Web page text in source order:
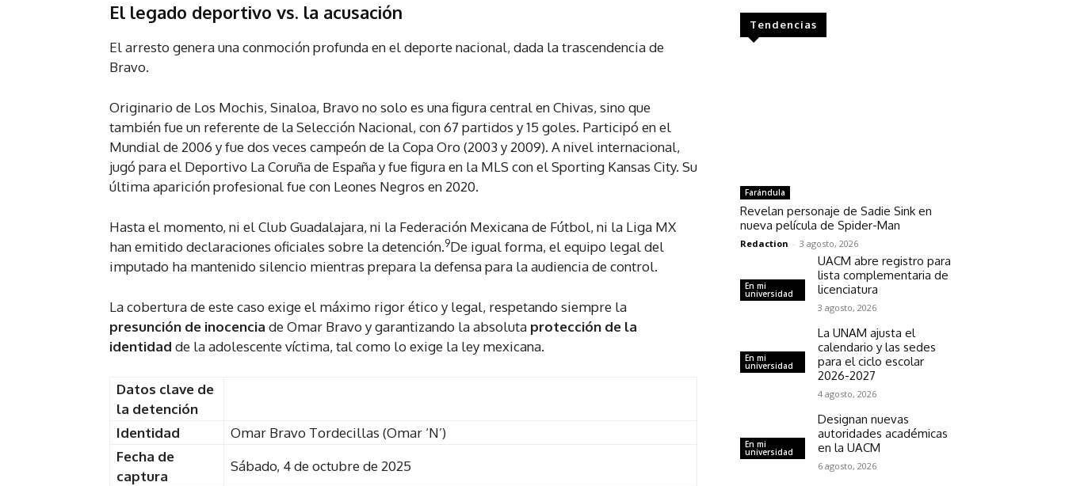
El legado deportivo vs. la acusación
El arresto genera una conmoción profunda en el deporte nacional, dada la trascendencia de
Bravo.
Originario de Los Mochis, Sinaloa, Bravo no solo es una figura central en Chivas, sino que
también fue un referente de la Selección Nacional, con 67 partidos y 15 goles. Participó en el
Mundial de 2006 y fue dos veces campeón de la Copa Oro (2003 y 2009). A nivel internacional,
jugó para el Deportivo La Coruña de España y fue figura en la MLS con el Sporting Kansas City. Su
última aparición profesional fue con Leones Negros en 2020.
Hasta el momento, ni el Club Guadalajara, ni la Federación Mexicana de Fútbol, ni la Liga MX
han emitido declaraciones oficiales sobre la detención.9De igual forma, el equipo legal del
imputado ha mantenido silencio mientras prepara la defensa para la audiencia de control.
La cobertura de este caso exige el máximo rigor ético y legal, respetando siempre la
presunción de inocencia de Omar Bravo y garantizando la absoluta protección de la
identidad de la adolescente víctima, tal como lo exige la ley mexicana.
Datos clave de
la detención
Identidad
Omar Bravo Tordecillas (Omar ‘N’)
Fecha de
captura
Sábado, 4 de octubre de 2025
Tendencias
Farándula
Revelan personaje de Sadie Sink en
nueva película de Spider-Man
Redaction - 3 agosto, 2026
En mi
universidad
UACM abre registro para
lista complementaria de
licenciatura
3 agosto, 2026
En mi
universidad
La UNAM ajusta el
calendario y las sedes
para el ciclo escolar
2026-2027
4 agosto, 2026
En mi
universidad
Designan nuevas
autoridades académicas
en la UACM
6 agosto, 2026